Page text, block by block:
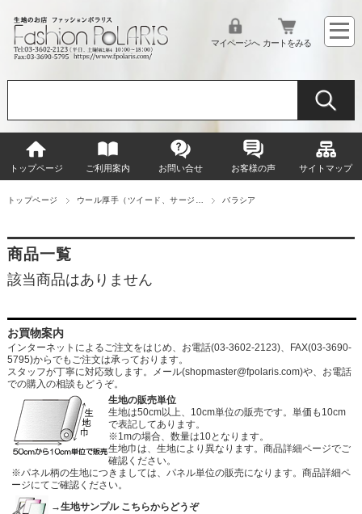
マイページへ カートをみる
トップページ ご利用案内 お問い合せ お客様の声 サイトマップ
トップページ ウール厚手（ツイード、サージ… バラシア
商品一覧
該当商品はありません
お買物案内
インターネットによるご注文をはじめ、お電話(03-3602-2123)、FAX(03-3690-
5795)からでもご注文は承っております。
スタッフが丁寧に対応致します。メール(shopmaster@fpolaris.com)や、お電話
での購入の相談もどうぞ。
生地の販売単位
生地は50cm以上、10cm単位の販売です。単価も10cm
で表記してあります。
※1mの場合、数量は10となります。
生地巾は、生地により異なります。商品詳細ページでご
確認ください。
※パネル柄の生地につきましては、パネル単位の販売になります。商品詳細ペ
ージにてご確認ください。
→生地サンプル こちらからどうぞ